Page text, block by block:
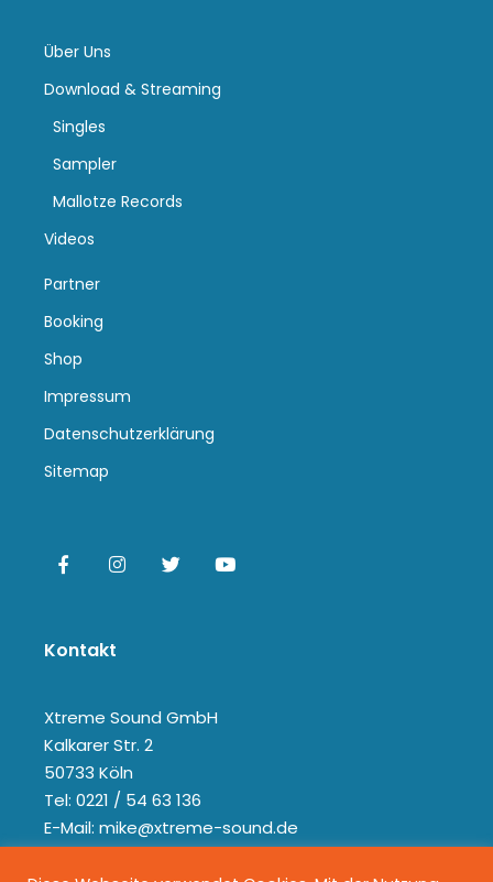
Über Uns
Download & Streaming
Singles
Sampler
Mallotze Records
Videos
Partner
Booking
Shop
Impressum
Datenschutzerklärung
Sitemap
Kontakt
Xtreme Sound GmbH
Kalkarer Str. 2
50733 Köln
Tel: 0221 / 54 63 136
E-Mail: mike@xtreme-sound.de